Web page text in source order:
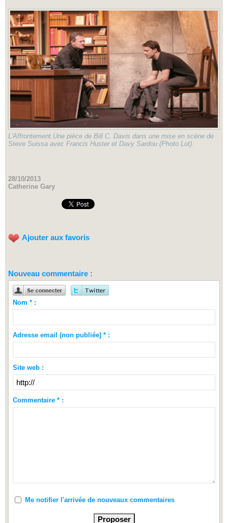
L'Affrontement.Une pièce de Bill C. Davis dans une mise en scène de
Steve Suissa avec Francis Huster et Davy Sardou (Photo Lot).
28/10/2013
Catherine Gary
Ajouter aux favoris
Nouveau commentaire :
Nom * :
Adresse email (non publiée) * :
Site web :
Commentaire * :
Me notifier l'arrivée de nouveaux commentaires